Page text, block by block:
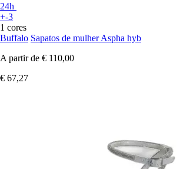
24h
+-3
1 cores
Buffalo Sapatos de mulher Aspha hyb
A partir de € 110,00
€ 67,27